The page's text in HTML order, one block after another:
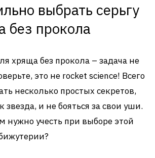
выбрать серьгу
без прокола
хряща без прокола – задача не
это не rocket science! Всего
несколько простых секретов,
звезда, и не бояться за свои уши.
нужно учесть при выборе этой